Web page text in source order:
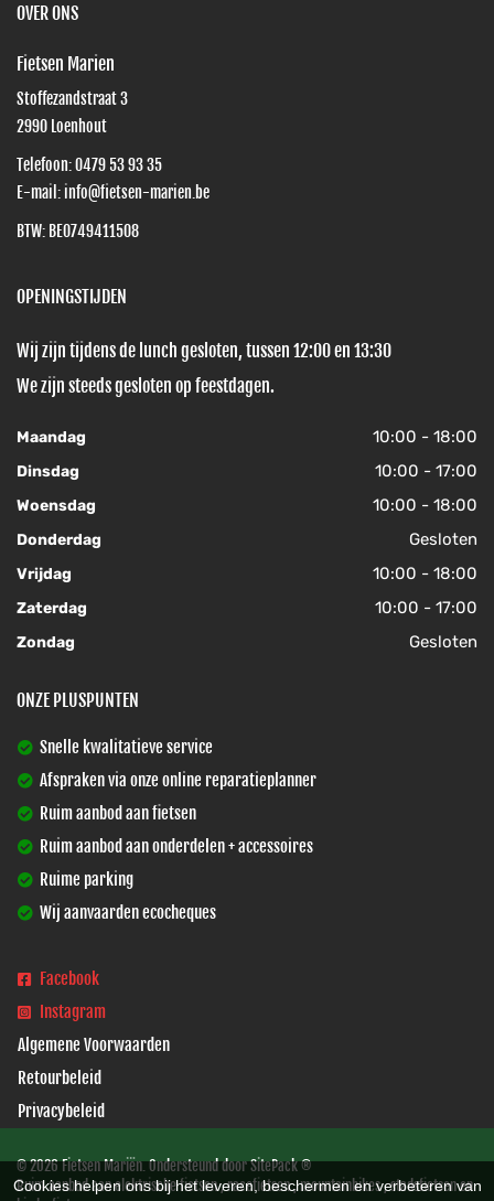
OVER ONS
Fietsen Marien
Stoffezandstraat 3
2990 Loenhout
Telefoon:0479 53 93 35
E-mail: info@fietsen-marien.be
BTW: BE0749411508
OPENINGSTIJDEN
Wij zijn tijdens de lunch gesloten, tussen 12:00 en 13:30
We zijn steeds gesloten op feestdagen.
Maandag 10:00 - 18:00
Dinsdag 10:00 - 17:00
Woensdag 10:00 - 18:00
Donderdag Gesloten
Vrijdag 10:00 - 18:00
Zaterdag 10:00 - 17:00
Zondag Gesloten
ONZE PLUSPUNTEN
Snelle kwalitatieve service
Afspraken via onze online reparatieplanner
Ruim aanbod aan fietsen
Ruim aanbod aan onderdelen + accessoires
Ruime parking
Wij aanvaarden ecocheques
Facebook
Instagram
Algemene Voorwaarden
Retourbeleid
Privacybeleid
© 2026 Fietsen Mariën. Ondersteund doorSitePack ®
Ruim aanbod aan elektrische fietsen , racefietsen , mountainbikes , stadsfietsen en
Cookies helpen ons bij het leveren, beschermen en verbeteren van